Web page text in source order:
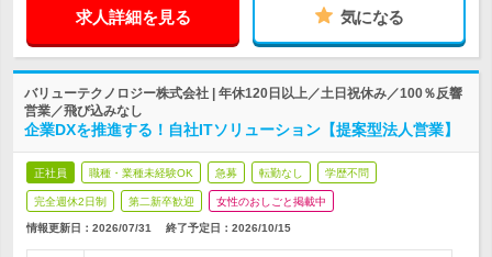
求人詳細を見る 気になる
バリューテクノロジー株式会社 | 年休120日以上／土日祝休み／100％反響
営業／飛び込みなし
企業DXを推進する！自社ITソリューション【提案型法人営業】
正社員 職種・業種未経験OK 急募 転勤なし 学歴不問
完全週休2日制 第二新卒歓迎 女性のおしごと掲載中
情報更新日：2026/07/31 終了予定日： 2026/10/15